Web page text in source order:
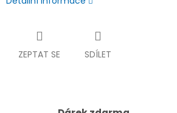
ZEPTAT SE SDÍLET